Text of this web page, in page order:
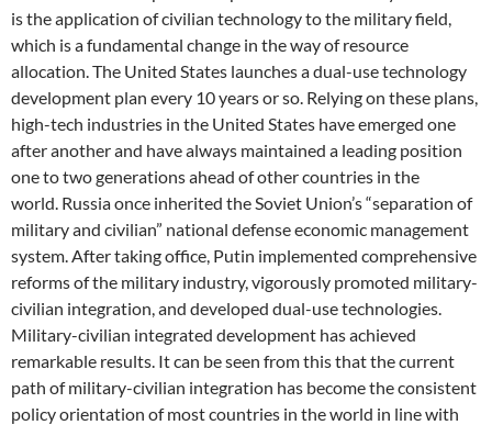
is the application of civilian technology to the military field,
which is a fundamental change in the way of resource
allocation. The United States launches a dual-use technology
development plan every 10 years or so. Relying on these plans,
high-tech industries in the United States have emerged one
after another and have always maintained a leading position
one to two generations ahead of other countries in the
world. Russia once inherited the Soviet Union’s “separation of
military and civilian” national defense economic management
system. After taking office, Putin implemented comprehensive
reforms of the military industry, vigorously promoted military-
civilian integration, and developed dual-use technologies.
Military-civilian integrated development has achieved
remarkable results. It can be seen from this that the current
path of military-civilian integration has become the consistent
policy orientation of most countries in the world in line with